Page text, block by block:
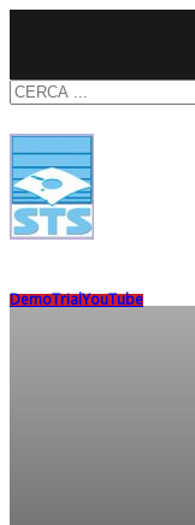
DemoTrialYouTube